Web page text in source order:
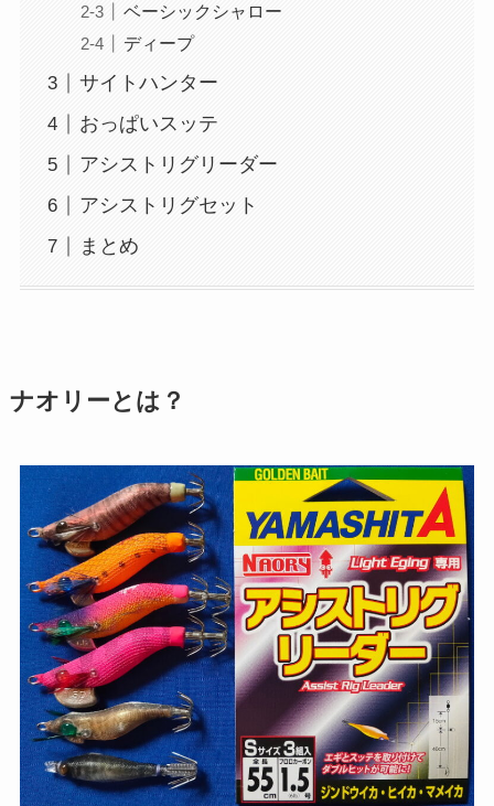
ベーシックシャロー
ディープ
サイトハンター
おっぱいスッテ
アシストリグリーダー
アシストリグセット
まとめ
ナオリーとは？